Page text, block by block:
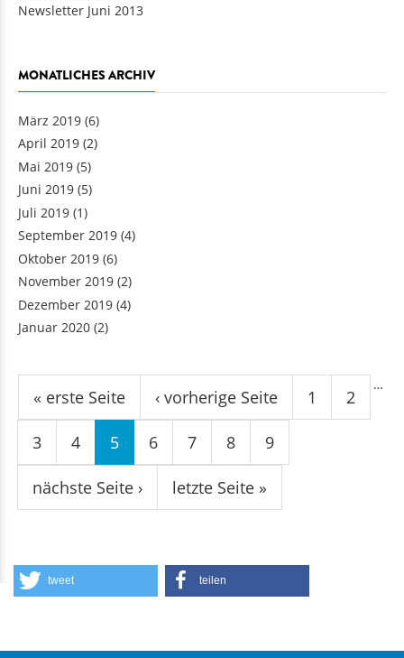
Newsletter Juni 2013
MONATLICHES ARCHIV
März 2019 (6)
April 2019 (2)
Mai 2019 (5)
Juni 2019 (5)
Juli 2019 (1)
September 2019 (4)
Oktober 2019 (6)
November 2019 (2)
Dezember 2019 (4)
Januar 2020 (2)
Seiten
« erste Seite ‹ vorherige Seite 1 2
3 4 5 6 7 8 9
…
nächste Seite › letzte Seite »
tweet teilen